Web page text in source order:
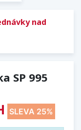
nad
SP 995
SLEVA 25%